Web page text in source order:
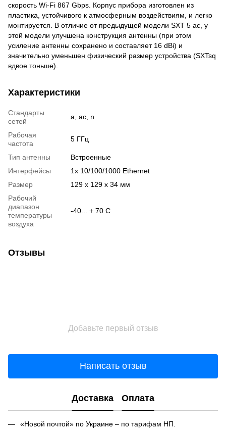
скорость Wi-Fi 867 Gbps. Корпус прибора изготовлен из
пластика, устойчивого к атмосферным воздействиям, и легко
монтируется. В отличие от предыдущей модели SXT 5 ас, у
этой модели улучшена конструкция антенны (при этом
усиление антенны сохранено и составляет 16 dBi) и
значительно уменьшен физический размер устройства (SXTsq
вдвое тоньше).
Характеристики
Стандарты
сетей
a, ac, n
Рабочая
частота
5 ГГц
Тип антенны
Встроенные
Интерфейсы
1х 10/100/1000 Ethernet
Размер
129 x 129 x 34 мм
Рабочий
диапазон
температуры
воздуха
-40... + 70 C
Отзывы
Добавьте первый отзыв
Написать отзыв
Доставка Оплата
«Новой почтой» по Украине – по тарифам НП.